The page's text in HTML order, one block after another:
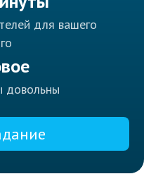
для вашего
довольны